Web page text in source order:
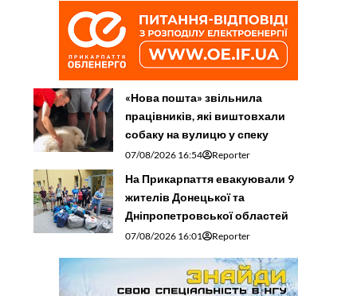
«Нова пошта» звільнила
працівників, які виштовхали
собаку на вулицю у спеку
07/08/2026 16:54 Reporter
На Прикарпаття евакуювали 9
жителів Донецької та
Дніпропетровської областей
07/08/2026 16:01 Reporter